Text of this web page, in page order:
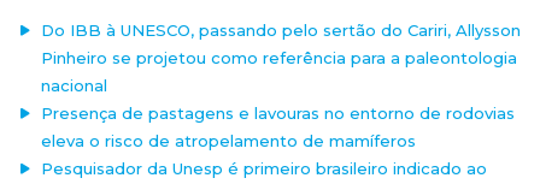
Do IBB à UNESCO, passando pelo sertão do Cariri, Allysson
Pinheiro se projetou como referência para a paleontologia
nacional
Presença de pastagens e lavouras no entorno de rodovias
eleva o risco de atropelamento de mamíferos
Pesquisador da Unesp é primeiro brasileiro indicado ao